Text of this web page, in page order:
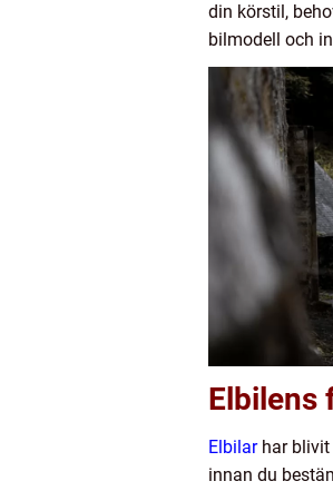
din körstil,
bilmodell och
Elbilens
Elbilarhar blivit
innan du